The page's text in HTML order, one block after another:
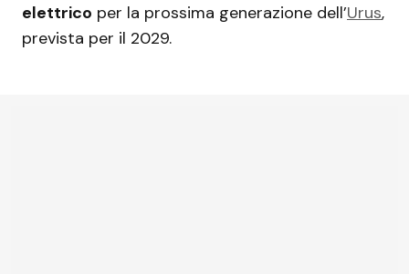
elettrico per la prossima generazione dell’Urus,
prevista per il 2029.